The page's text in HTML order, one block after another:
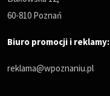
60-810 Poznań
Biuro promocji i reklamy:
reklama@wpoznaniu.pl